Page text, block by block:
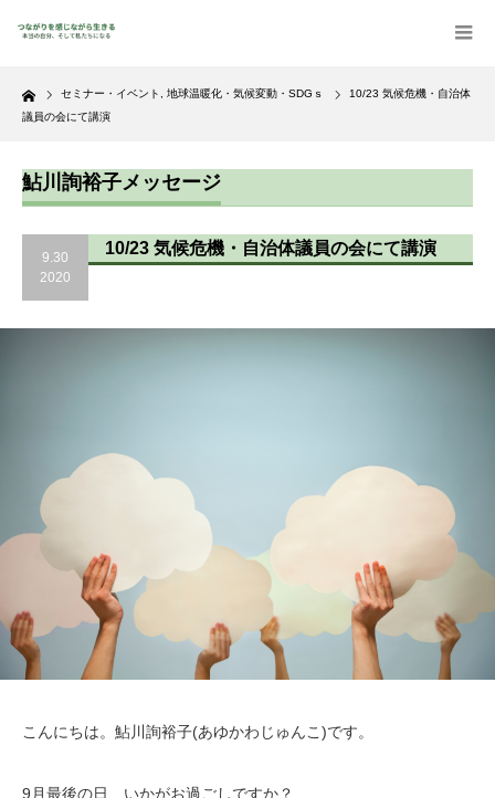
Home セミナー・イベント 地球温暖化・気候変動・SDGｓ
10/23 気候危機・自治体
議員の会にて講演
鮎川詢裕子メッセージ
9.30
2020
10/23 気候危機・自治体議員の会にて講演
こんにちは。鮎川詢裕子(あゆかわじゅんこ)です。
9月最後の日、いかがお過ごしですか？